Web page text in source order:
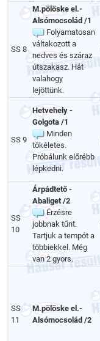
SS 8
M.pölöske el.-
Alsómocsolád /1
Folyamatosan
váltakozott a
nedves és száraz
útszakasz. Hát
valahogy
lejöttünk.
SS 9
Hetvehely -
Golgota /1
Minden
tökéletes.
Próbálunk előrébb
lépkedni.
SS
10
Árpádtető -
Abaliget /2
Érzésre
jobbnak tűnt.
Tartjuk a tempót a
többiekkel. Még
van 2 gyors.
SS
11
M.pölöske el.-
Alsómocsolád /2